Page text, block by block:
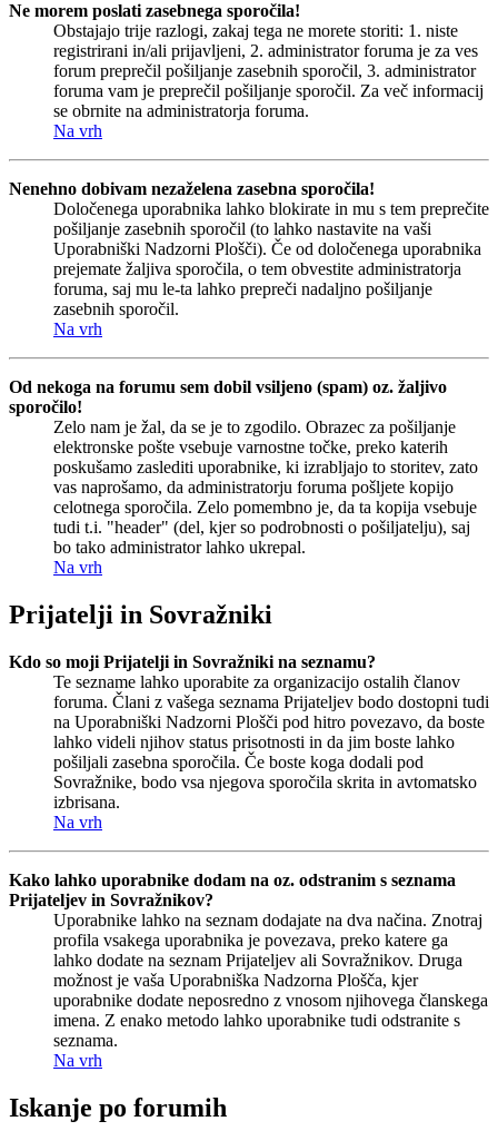
Ne morem poslati zasebnega sporočila!
Obstajajo trije razlogi, zakaj tega ne morete storiti: 1. niste
registrirani in/ali prijavljeni, 2. administrator foruma je za ves
forum preprečil pošiljanje zasebnih sporočil, 3. administrator
foruma vam je preprečil pošiljanje sporočil. Za več informacij
se obrnite na administratorja foruma.
Na vrh
Nenehno dobivam nezaželena zasebna sporočila!
Določenega uporabnika lahko blokirate in mu s tem preprečite
pošiljanje zasebnih sporočil (to lahko nastavite na vaši
Uporabniški Nadzorni Plošči). Če od določenega uporabnika
prejemate žaljiva sporočila, o tem obvestite administratorja
foruma, saj mu le-ta lahko prepreči nadaljno pošiljanje
zasebnih sporočil.
Na vrh
Od nekoga na forumu sem dobil vsiljeno (spam) oz. žaljivo
sporočilo!
Zelo nam je žal, da se je to zgodilo. Obrazec za pošiljanje
elektronske pošte vsebuje varnostne točke, preko katerih
poskušamo zaslediti uporabnike, ki izrabljajo to storitev, zato
vas naprošamo, da administratorju foruma pošljete kopijo
celotnega sporočila. Zelo pomembno je, da ta kopija vsebuje
tudi t.i. "header" (del, kjer so podrobnosti o pošiljatelju), saj
bo tako administrator lahko ukrepal.
Na vrh
Prijatelji in Sovražniki
Kdo so moji Prijatelji in Sovražniki na seznamu?
Te sezname lahko uporabite za organizacijo ostalih članov
foruma. Člani z vašega seznama Prijateljev bodo dostopni tudi
na Uporabniški Nadzorni Plošči pod hitro povezavo, da boste
lahko videli njihov status prisotnosti in da jim boste lahko
pošiljali zasebna sporočila. Če boste koga dodali pod
Sovražnike, bodo vsa njegova sporočila skrita in avtomatsko
izbrisana.
Na vrh
Kako lahko uporabnike dodam na oz. odstranim s seznama
Prijateljev in Sovražnikov?
Uporabnike lahko na seznam dodajate na dva načina. Znotraj
profila vsakega uporabnika je povezava, preko katere ga
lahko dodate na seznam Prijateljev ali Sovražnikov. Druga
možnost je vaša Uporabniška Nadzorna Plošča, kjer
uporabnike dodate neposredno z vnosom njihovega članskega
imena. Z enako metodo lahko uporabnike tudi odstranite s
seznama.
Na vrh
Iskanje po forumih